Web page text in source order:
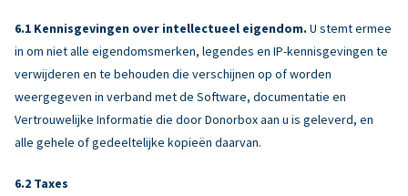
Kennisgevingen over intellectueel eigendom. U stemt ermee
in om niet alle eigendomsmerken, legendes en IP-kennisgevingen te
verwijderen en te behouden die verschijnen op of worden
weergegeven in verband met de Software, documentatie en
Vertrouwelijke Informatie die door Donorbox aan u is geleverd, en
alle gehele of gedeeltelijke kopieën daarvan.
Taxes